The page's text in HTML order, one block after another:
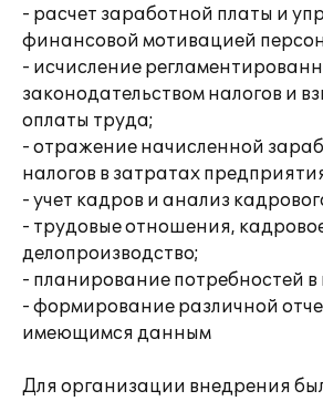
- расчет заработной платы и
финансовой мотивацией
- исчисление
законодательством налогов и
оплаты труда;
- отражение начисленной
налогов в затратах
- учет кадров и анализ
- трудовые отношения,
делопроизводство;
- планирование потребностей в
- формирование различной
имеющимся данным
Для организации внедрения